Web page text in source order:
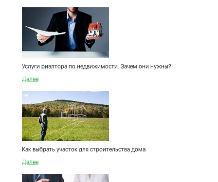
Услуги риэлтора по недвижимости. Зачем они нужны?
Далее
Как выбрать участок для строительства дома
Далее